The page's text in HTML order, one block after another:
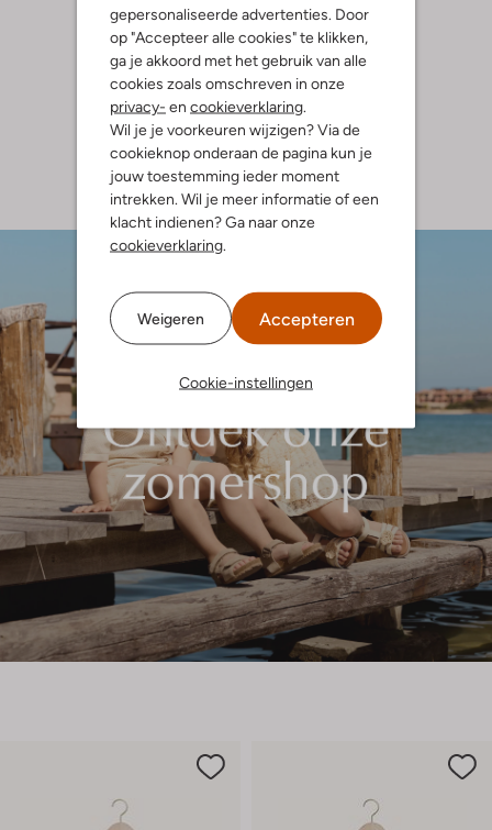
gepersonaliseerde advertenties. Door
op "Accepteer alle cookies" te klikken,
ga je akkoord met het gebruik van alle
cookies zoals omschreven in onze
privacy- en cookieverklaring.
Wil je je voorkeuren wijzigen? Via de
cookieknop onderaan de pagina kun je
jouw toestemming ieder moment
intrekken. Wil je meer informatie of een
klacht indienen? Ga naar onze
cookieverklaring.
Weigeren Accepteren
Cookie-instellingen